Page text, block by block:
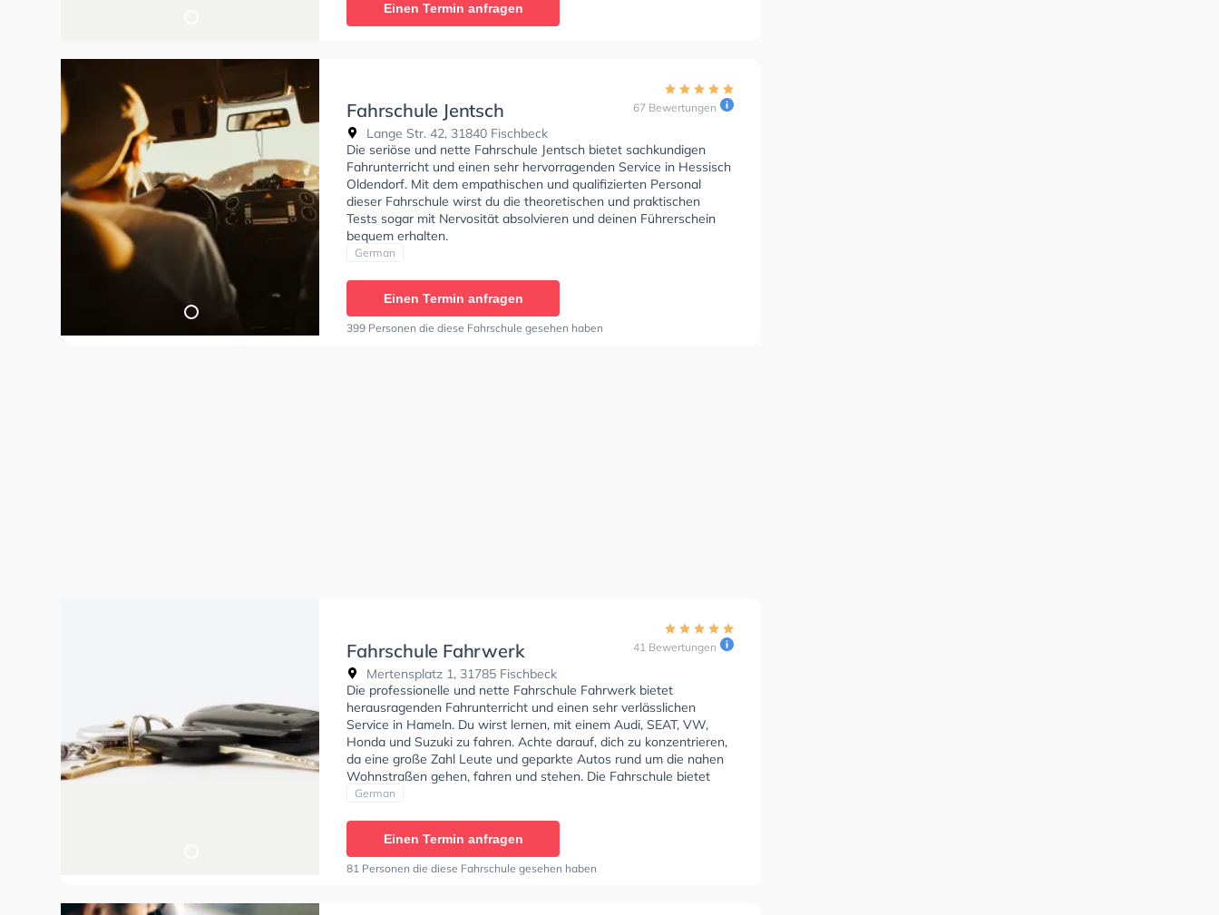
Einen Termin anfragen
Fahrschule Jentsch
Lange Str. 42, 31840 Fischbeck
67 Bewertungen
Die seriöse und nette Fahrschule Jentsch bietet sachkundigen
Fahrunterricht und einen sehr hervorragenden Service in Hessisch
Oldendorf. Mit dem empathischen und qualifizierten Personal
dieser Fahrschule wirst du die theoretischen und praktischen
Tests sogar mit Nervosität absolvieren und deinen Führerschein
bequem erhalten.
German
Einen Termin anfragen
399 Personen die diese Fahrschule gesehen haben
Fahrschule Fahrwerk
Mertensplatz 1, 31785 Fischbeck
41 Bewertungen
Die professionelle und nette Fahrschule Fahrwerk bietet
herausragenden Fahrunterricht und einen sehr verlässlichen
Service in Hameln. Du wirst lernen, mit einem Audi, SEAT, VW,
Honda und Suzuki zu fahren. Achte darauf, dich zu konzentrieren,
da eine große Zahl Leute und geparkte Autos rund um die nahen
Wohnstraßen gehen, fahren und stehen. Die Fahrschule bietet
Exzellente Bedingungen um deine Klasse A1, Klasse B, Klasse A,
German
Einen Termin anfragen
81 Personen die diese Fahrschule gesehen haben